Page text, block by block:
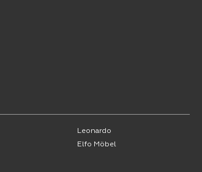
Leonardo
Elfo Möbel